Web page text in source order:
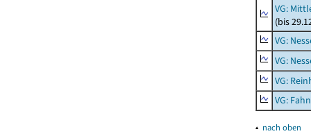
VG:
(bis
VG:
VG:
VG:
VG:
▴ nach oben